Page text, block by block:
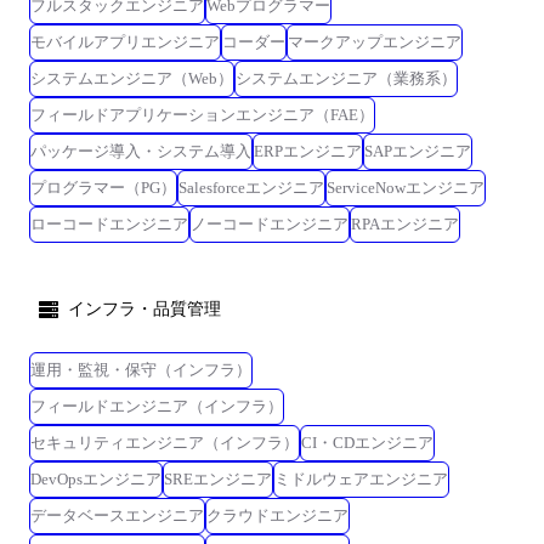
フルスタックエンジニア Webプログラマー
モバイルアプリエンジニア コーダー マークアップエンジニア
システムエンジニア（Web）
システムエンジニア（業務系）
フィールドアプリケーションエンジニア（FAE）
パッケージ導入・システム導入 ERPエンジニア SAPエンジニア
プログラマー（PG）
Salesforceエンジニア ServiceNowエンジニア
ローコードエンジニア ノーコードエンジニア RPAエンジニア
インフラ・品質管理
運用・監視・保守（インフラ）
フィールドエンジニア（インフラ）
セキュリティエンジニア（インフラ）
CI・CDエンジニア
DevOpsエンジニア SREエンジニア ミドルウェアエンジニア
データベースエンジニア クラウドエンジニア